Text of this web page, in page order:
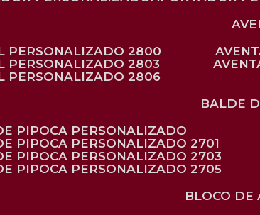
PERSONALIZADO 2800
PERSONALIZADO 2803
PERSONALIZADO 2806
BALDE
PIPOCA PERSONALIZADO
PIPOCA PERSONALIZADO 2701
PIPOCA PERSONALIZADO 2703
PIPOCA PERSONALIZADO 2705
BLOCO